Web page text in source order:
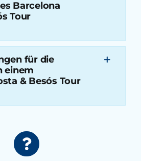
Barcelona
Tour
für die
einem
& Besós Tour